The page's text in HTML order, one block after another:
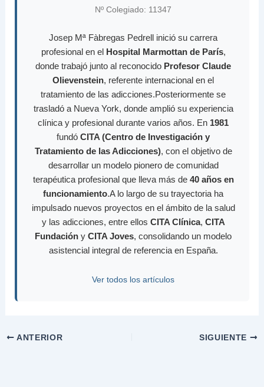
Nº Colegiado: 11347
Josep Mª Fàbregas Pedrell inició su carrera
profesional en el Hospital Marmottan de París,
donde trabajó junto al reconocido Profesor Claude
Olievenstein, referente internacional en el
tratamiento de las adicciones.Posteriormente se
trasladó a Nueva York, donde amplió su experiencia
clínica y profesional durante varios años. En 1981
fundó CITA (Centro de Investigación y
Tratamiento de las Adicciones), con el objetivo de
desarrollar un modelo pionero de comunidad
terapéutica profesional que lleva más de 40 años en
funcionamiento.A lo largo de su trayectoria ha
impulsado nuevos proyectos en el ámbito de la salud
y las adicciones, entre ellos CITA Clínica, CITA
Fundación y CITA Joves, consolidando un modelo
asistencial integral de referencia en España.
Ver todos los artículos
ANTERIOR SIGUIENTE